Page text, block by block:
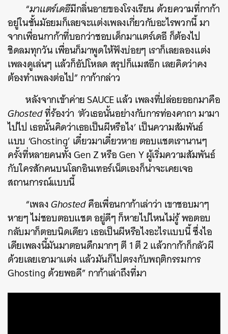
“มาแตร์เดอีมีกลิ่นอายของโรงเรียน ด้วยความที่กาก้า
อยู่ในชั้นมัธยมก็เลยจะแต่งเพลงเกี่ยวกับอะไรพวกนี้ มา
จากเพื่อนกาก้าที่บอกว่าชอบเด็กมาแตร์เดอี ก็ต้องไป
ชิดลมทุกวัน เพื่อนก็มาพูดให้ฟังบ่อยๆ เราก็เลยลองแต่ง
เพลงดูเล่นๆ แล้วก็อัปโหลด สรุปก็แมสอีก เลยคิดว่าคง
ต้องทำเพลงต่อไป” กาก้ากล่าว
หลังจากเข้าค่าย SAUCE แล้ว เพลงที่ปล่อยออกมาคือ
Ghostedที่ร้องว่า ‘ตัวเธอนั้นอย่างกับการท่องคาถา มามา
ไปไป เธอนั้นคิดว่าเธอเป็นผีหรือไง’เป็นความสัมพันธ์
แบบ ‘Ghosting’ เดี๋ยวมาเดี๋ยวหาย ตอบแชตเรานานๆ
ครั้งที่หลายคนทั้ง Gen Z หรือ Gen Y ผู้เริ่มความสัมพันธ์
กับใครสักคนบนโลกอินเทอร์เน็ตเองก็น่าจะเคยเจอ
สถานการณ์แบบนี้
“เพลงGhostedคือเพื่อนกาก้าเล่าว่า เขาชอบมาๆ
หายๆ ไม่ชอบตอบแชต อยู่ดีๆ ก็หายไปไหนไม่รู้ พอตอบ
กลับมาก็ตอบนิดเดียว เธอเป็นผีหรือไงอะไรแบบนี้ ซึ่งไอ
เดียเพลงนี้มันมาตอนดึกมากๆ ตี 1 ตี 2 แล้วกาก้าก็กลัวผี
ด้วยเลยเอามาแต่ง แล้วมันก็ไปตรงกับพฤติกรรมการ
Ghosting ด้วยพอดี” กาก้าเล่าถึงที่มา